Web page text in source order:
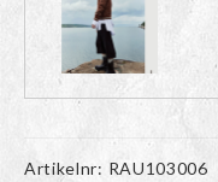
Artikelnr: RAU103006